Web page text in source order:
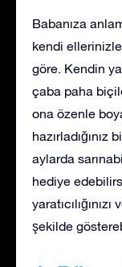
Babanıza
kendi
göre. Kendin
çaba paha
ona özenle
aylarda
hediye
şekilde